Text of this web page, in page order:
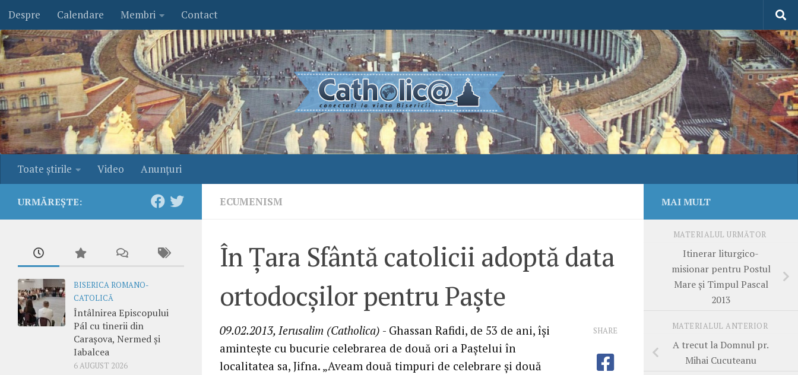
Skip to content
Despre Calendare Membri Contact
Toate ştirile Video Anunţuri
ECUMENISM
În Ţara Sfântă catolicii adoptă data
ortodocşilor pentru Paşte
09.02.2013, Ierusalim (Catholica) - Ghassan Rafidi, de 53 de ani, îşi
aminteşte cu bucurie celebrarea de două ori a Paştelui în
localitatea sa, Jifna. „Aveam două timpuri de celebrare şi două
SHARE
URMĂREȘTE:
BISERICA ROMANO-
CATOLICĂ
Întâlnirea Episcopului
Pál cu tinerii din
Carașova, Nermed și
Iabalcea
6 AUGUST 2026
MAI MULT
MATERIALUL URMĂTOR
Itinerar liturgico-
misionar pentru Postul
Mare şi Timpul Pascal
2013
MATERIALUL ANTERIOR
A trecut la Domnul pr.
Mihai Cucuteanu